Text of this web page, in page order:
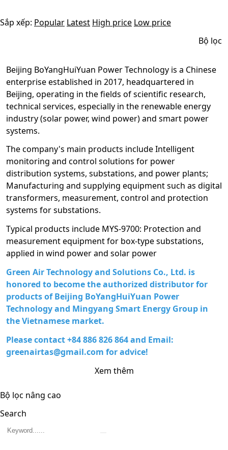
Sắp xếp: Popular Latest High price Low price
Bộ lọc
Beijing BoYangHuiYuan Power Technology is a Chinese
enterprise established in 2017, headquartered in
Beijing, operating in the fields of scientific research,
technical services, especially in the renewable energy
industry (solar power, wind power) and smart power
systems.
The company's main products include Intelligent
monitoring and control solutions for power
distribution systems, substations, and power plants;
Manufacturing and supplying equipment such as digital
transformers, measurement, control and protection
systems for substations.
Typical products include MYS-9700: Protection and
measurement equipment for box-type substations,
applied in wind power and solar power
Green Air Technology and Solutions Co., Ltd. is
honored to become the authorized distributor for
products of Beijing BoYangHuiYuan Power
Technology and Mingyang Smart Energy Group in
the Vietnamese market.
Please contact +84 886 826 864 and Email:
greenairtas@gmail.com for advice!
Xem thêm
Bộ lọc nâng cao
Search